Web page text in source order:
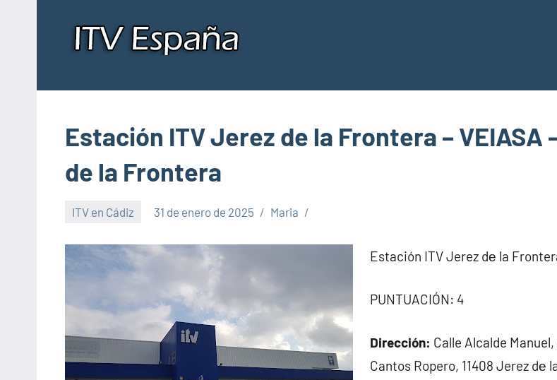
contenido
de
ITV
España
la
en
Estación ITV Jerez de la Frontera – VEIASA
de la Frontera
ITV en Cádiz 31 de enero de 2025 Maria
Estación ITV Jerez dе la
PUNTUACIÓN: 4
Dirección: Calle Alcalde
Cantos Ropero, 11408 Jerez dе